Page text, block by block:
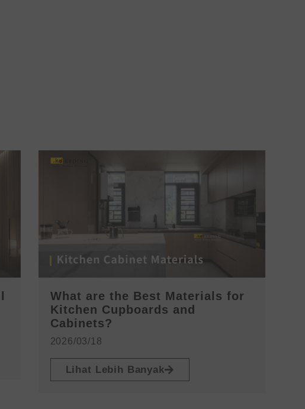
What are the Best Materials for
Kitchen Cupboards and
Cabinets?
2026/03/18
Lihat Lebih Banyak